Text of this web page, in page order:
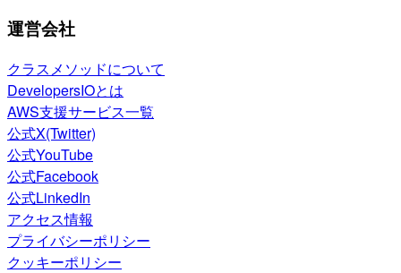
運営会社
クラスメソッドについて
DevelopersIOとは
AWS支援サービス一覧
公式X(Twitter)
公式YouTube
公式Facebook
公式LinkedIn
アクセス情報
プライバシーポリシー
クッキーポリシー